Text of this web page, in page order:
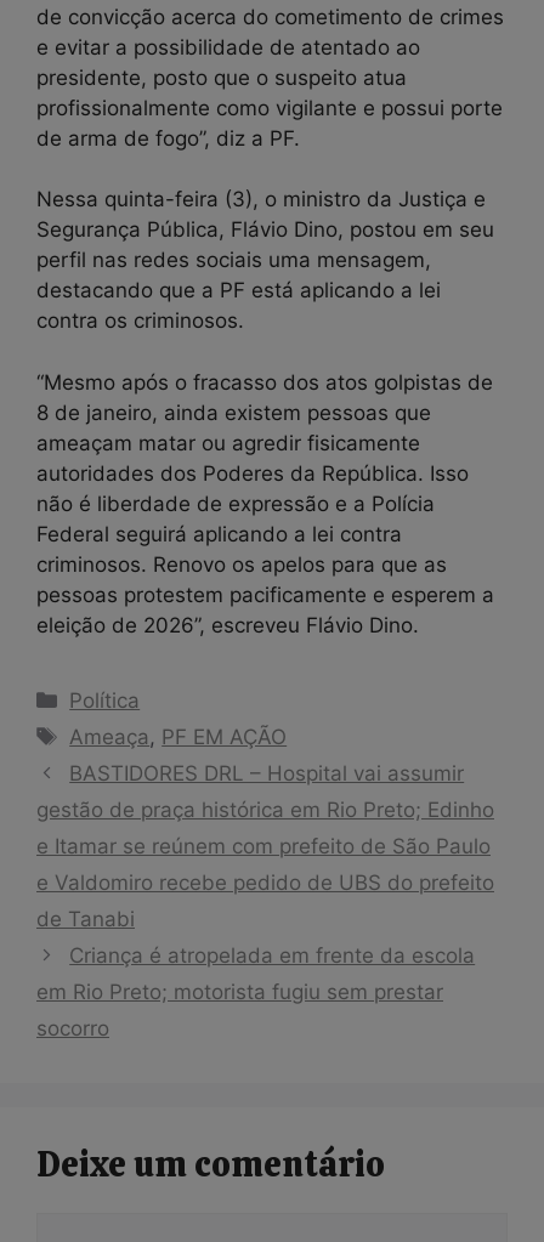
de convicção acerca do cometimento de crimes
e evitar a possibilidade de atentado ao
presidente, posto que o suspeito atua
profissionalmente como vigilante e possui porte
de arma de fogo”, diz a PF.
Nessa quinta-feira (3), o ministro da Justiça e
Segurança Pública, Flávio Dino, postou em seu
perfil nas redes sociais uma mensagem,
destacando que a PF está aplicando a lei
contra os criminosos.
“Mesmo após o fracasso dos atos golpistas de
8 de janeiro, ainda existem pessoas que
ameaçam matar ou agredir fisicamente
autoridades dos Poderes da República. Isso
não é liberdade de expressão e a Polícia
Federal seguirá aplicando a lei contra
criminosos. Renovo os apelos para que as
pessoas protestem pacificamente e esperem a
eleição de 2026”, escreveu Flávio Dino.
Categorias
Política
Tags
Ameaça , PF EM AÇÃO
BASTIDORES DRL – Hospital vai assumir
gestão de praça histórica em Rio Preto; Edinho
e Itamar se reúnem com prefeito de São Paulo
e Valdomiro recebe pedido de UBS do prefeito
de Tanabi
Criança é atropelada em frente da escola
em Rio Preto; motorista fugiu sem prestar
socorro
Deixe um comentário